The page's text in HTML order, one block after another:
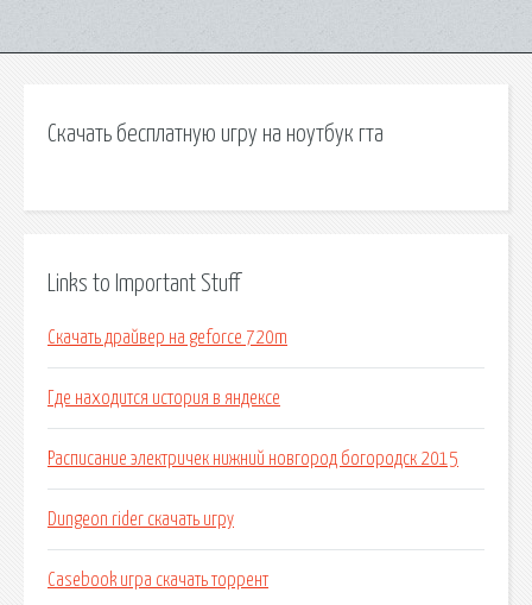
Скачать бесплатную игру на ноутбук гта
Links to Important Stuff
Скачать драйвер на geforce 720m
Где находится история в яндексе
Расписание электричек нижний новгород богородск 2015
Dungeon rider скачать игру
Casebook игра скачать торрент